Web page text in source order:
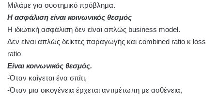
Μιλάμε για συστημικό πρόβλημα.
Η ασφάλιση είναι κοινωνικός θεσμός
Η ιδιωτική ασφάλιση δεν είναι απλώς business model.
Δεν είναι απλώς δείκτες παραγωγής και combined ratio κ loss
ratio
Είναι κοινωνικός θεσμός.
-Όταν καίγεται ένα σπίτι,
-Όταν μια οικογένεια έρχεται αντιμέτωπη με ασθένεια,